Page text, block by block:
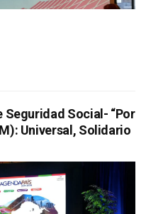
Seguridad Social- “Por
Universal, Solidario